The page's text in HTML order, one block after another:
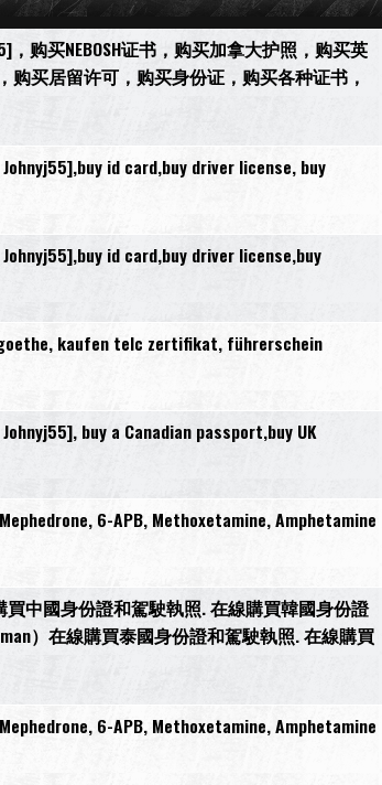
购买NEBOSH证书，购买加拿大护照，购买英
买居留许可，购买身份证，购买各种证书，
id card,buy driver license, buy
id card,buy driver license,buy
kaufen telc zertifikat, führerschein
buy a Canadian passport,buy UK
6-APB, Methoxetamine, Amphetamine
中國身份證和駕駛執照. 在線購買韓國身份證
）在線購買泰國身份證和駕駛執照. 在線購買
6-APB, Methoxetamine, Amphetamine